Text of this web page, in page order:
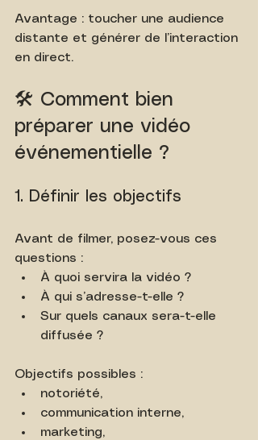
Avantage : toucher une audience
distante et générer de l’interaction
en direct.
🛠️ Comment bien
préparer une vidéo
événementielle ?
1. Définir les objectifs
Avant de filmer, posez-vous ces
questions :
À quoi servira la vidéo ?
À qui s’adresse-t-elle ?
Sur quels canaux sera-t-elle
diffusée ?
Objectifs possibles :
notoriété,
communication interne,
marketing,